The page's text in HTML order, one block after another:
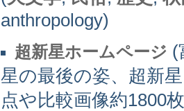
anthropology)
超新星ホームページ (
星の最後の姿、超新
点や比較画像約1800